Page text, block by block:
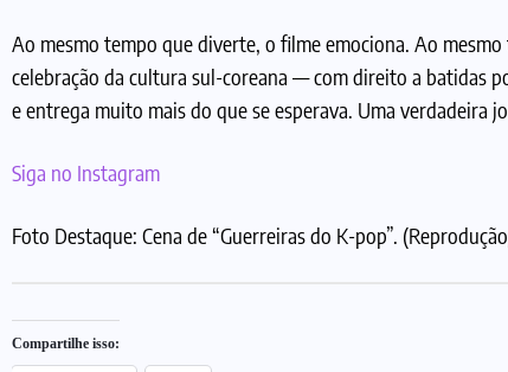
Ao mesmo tempo que diverte, o filme emociona. Ao
celebração da cultura sul-coreana — com direito a batidas
e entrega muito mais do que se esperava. Uma verdadeira
Siga no Instagram
Foto Destaque: Cena de “Guerreiras do K-pop”.
Compartilhe isso: